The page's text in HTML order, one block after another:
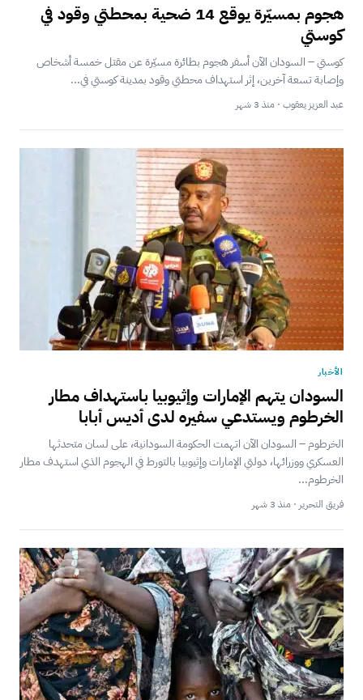
هجوم بمسيّرة يوقع 14 ضحية بمحطتي وقود في
كوستي
كوستي – السودان الآن أسفر هجوم بطائرة مسيّرة عن مقتل خمسة أشخاص
وإصابة تسعة آخرين، إثر استهداف محطتي وقود بمدينة كوستي في...
عبد العزيز يعقوب · منذ 3 شهر
الأخبار
السودان يتهم الإمارات وإثيوبيا باستهداف مطار
الخرطوم ويستدعي سفيره لدى أديس أبابا
الخرطوم – السودان الآن اتهمت الحكومة السودانية، على لسان متحدثها
العسكري ووزرائها، دولتي الإمارات وإثيوبيا بالتورط في الهجوم الذي استهدف مطار
الخرطوم...
فريق التحرير · منذ 3 شهر